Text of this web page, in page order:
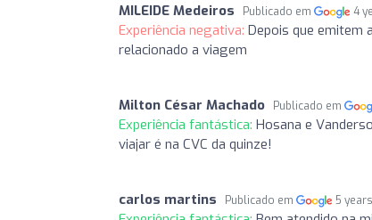
MILEIDE Medeiros Publicado em 4
Experiência negativa: Depois que emitem
relacionado a viagem
Milton César Machado Publicado em
Experiência fantástica: Hosana e
viajar é na CVC da quinze!
carlos martins Publicado em 5